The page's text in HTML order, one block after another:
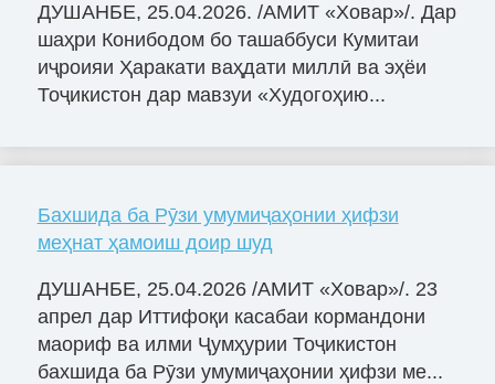
ДУШАНБЕ, 25.04.2026. /АМИТ «Ховар»/. Дар
шаҳри Конибодом бо ташаббуси Кумитаи
иҷроияи Ҳаракати ваҳдати миллӣ ва эҳёи
Тоҷикистон дар мавзуи «Худогоҳию...
Бахшида ба Рӯзи умумиҷаҳонии ҳифзи
меҳнат ҳамоиш доир шуд
ДУШАНБЕ, 25.04.2026 /АМИТ «Ховар»/. 23
апрел дар Иттифоқи касабаи кормандони
маориф ва илми Ҷумҳурии Тоҷикистон
бахшида ба Рӯзи умумиҷаҳонии ҳифзи ме...